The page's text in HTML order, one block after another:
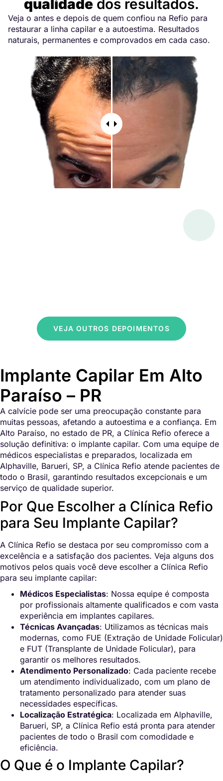
qualidade dos resultados.
Veja o antes e depois de quem confiou na Refio para
restaurar a linha capilar e a autoestima. Resultados
naturais, permanentes e comprovados em cada caso.
VEJA OUTROS DEPOIMENTOS
Implante Capilar Em Alto
Paraíso – PR
A calvície pode ser uma preocupação constante para
muitas pessoas, afetando a autoestima e a confiança. Em
Alto Paraíso, no estado de PR, a Clínica Refio oferece a
solução definitiva: o implante capilar. Com uma equipe de
médicos especialistas e preparados, localizada em
Alphaville, Barueri, SP, a Clínica Refio atende pacientes de
todo o Brasil, garantindo resultados excepcionais e um
serviço de qualidade superior.
Por Que Escolher a Clínica Refio
para Seu Implante Capilar?
A Clínica Refio se destaca por seu compromisso com a
excelência e a satisfação dos pacientes. Veja alguns dos
motivos pelos quais você deve escolher a Clínica Refio
para seu implante capilar:
Médicos Especialistas: Nossa equipe é composta
por profissionais altamente qualificados e com vasta
experiência em implantes capilares.
Técnicas Avançadas: Utilizamos as técnicas mais
modernas, como FUE (Extração de Unidade Folicular)
e FUT (Transplante de Unidade Folicular), para
garantir os melhores resultados.
Atendimento Personalizado: Cada paciente recebe
um atendimento individualizado, com um plano de
tratamento personalizado para atender suas
necessidades específicas.
Localização Estratégica: Localizada em Alphaville,
Barueri, SP, a Clínica Refio está pronta para atender
pacientes de todo o Brasil com comodidade e
eficiência.
O Que é o Implante Capilar?